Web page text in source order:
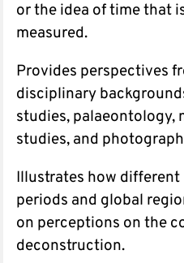
or the idea of time that
measured.
Provides perspectives
disciplinary
studies, palaeontology,
studies, and
Illustrates how
periods and global
on perceptions on the
deconstruction.